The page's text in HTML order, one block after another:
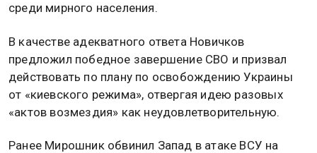
среди мирного населения.
В качестве адекватного ответа Новичков
предложил победное завершение СВО и призвал
действовать по плану по освобождению Украины
от «киевского режима», отвергая идею разовых
«актов возмездия» как неудовлетворительную.
Ранее Мирошник обвинил Запад в атаке ВСУ на